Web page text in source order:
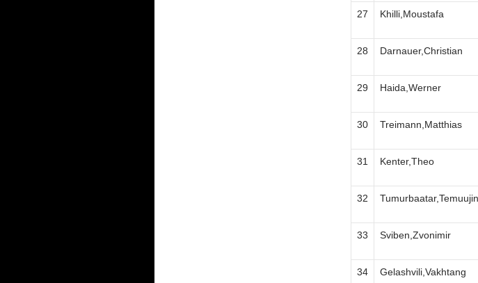
27 Khilli,Moustafa
28 Darnauer,Christian
29 Haida,Werner
30 Treimann,Matthias
31 Kenter,Theo
32 Tumurbaatar,Temuujin
33 Sviben,Zvonimir
34 Gelashvili,Vakhtang